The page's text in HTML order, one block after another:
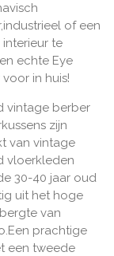
of een
interieur te
echte Eye
in huis!
vintage berber
zijn
van vintage
vloerkleden
30-40 jaar oud
uit het hoge
van
prachtige
een tweede